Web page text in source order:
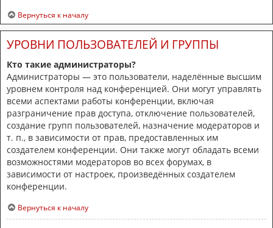
Вернуться к началу
УРОВНИ ПОЛЬЗОВАТЕЛЕЙ И ГРУППЫ
Кто такие администраторы?
Администраторы — это пользователи, наделённые высшим
уровнем контроля над конференцией. Они могут управлять
всеми аспектами работы конференции, включая
разграничение прав доступа, отключение пользователей,
создание групп пользователей, назначение модераторов и
т. п., в зависимости от прав, предоставленных им
создателем конференции. Они также могут обладать всеми
возможностями модераторов во всех форумах, в
зависимости от настроек, произведённых создателем
конференции.
Вернуться к началу